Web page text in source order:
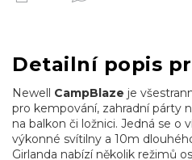
Detailní popis
Newell CampBlaze je
pro kempování, zahradní párty
na balkon či ložnici. Jedná se o
výkonné svítilny a 10m
Girlanda nabízí několik režimů